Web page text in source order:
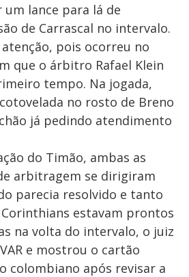
lance para lá de
de Carrascal no intervalo.
pois ocorreu no
que o árbitro Rafael Klein
tempo. Na jogada,
no rosto de Breno
já pedindo atendimento
do Timão, ambas as
arbitragem se dirigiram
parecia resolvido e tanto
estavam prontos
na volta do intervalo, o juiz
e mostrou o cartão
colombiano após revisar a